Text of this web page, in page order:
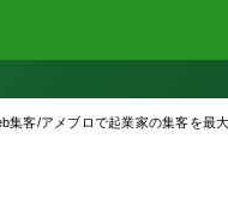
集客 アメブロで起業家の集客を最